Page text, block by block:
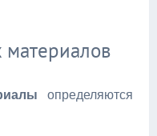
материалов
определяются